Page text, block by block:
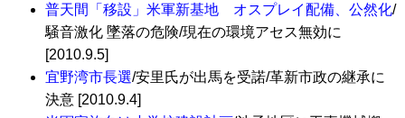
普天間「移設」米軍新基地 オスプレイ配備、公然化/
騒音激化 墜落の危険/現在の環境アセス無効に
[2010.9.5]
宜野湾市長選/安里氏が出馬を受諾/革新市政の継承に
決意 [2010.9.4]